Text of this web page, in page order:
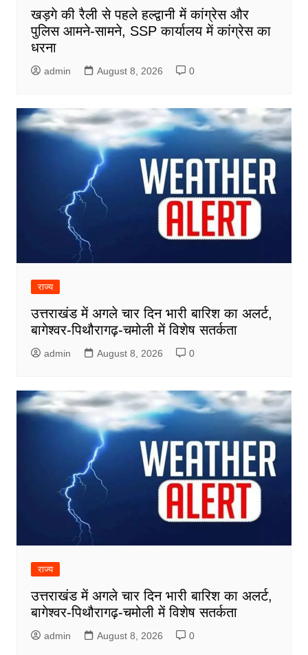
खड़गे की रैली से पहले हल्द्वानी में कांग्रेस और
पुलिस आमने-सामने, SSP कार्यालय में कांग्रेस का
धरना
admin August 8, 2026 0
राज्य
उत्तराखंड में अगले चार दिन भारी बारिश का अलर्ट,
बागेश्वर-पिथौरागढ़-चमोली में विशेष सतर्कता
admin August 8, 2026 0
राज्य
उत्तराखंड में अगले चार दिन भारी बारिश का अलर्ट,
बागेश्वर-पिथौरागढ़-चमोली में विशेष सतर्कता
admin August 8, 2026 0